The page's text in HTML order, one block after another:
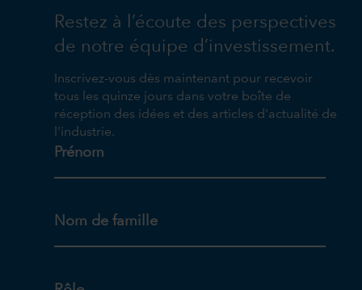
Restez à l’écoute des perspectives
de notre équipe d’investissement.
Inscrivez-vous dès maintenant pour recevoir
tous les quinze jours dans votre boîte de
réception des idées et des articles d'actualité de
l'industrie.
Prénom
Nom de famille